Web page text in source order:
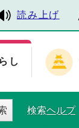
読み上げ
し
検索ヘルプ